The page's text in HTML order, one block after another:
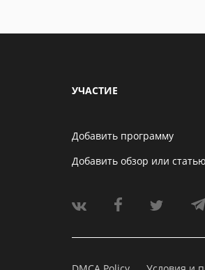
УЧАСТИЕ
Добавить программу
Добавить обзор или статью